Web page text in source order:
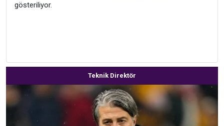
gösteriliyor.
Teknik Direktör